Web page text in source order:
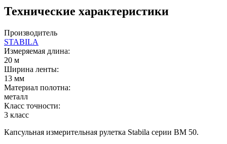
Технические характеристики
Производитель
STABILA
Измеряемая длина:
20 м
Ширина ленты:
13 мм
Материал полотна:
металл
Класс точности:
3 класс
Капсульная измерительная рулетка Stabila серии BM 50.